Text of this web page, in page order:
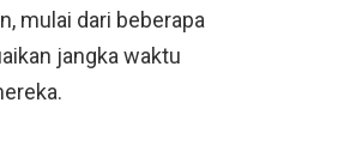
mulai dari beberapa
jangka waktu